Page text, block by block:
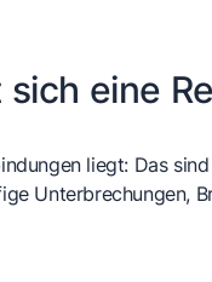
eine
liegt: Das